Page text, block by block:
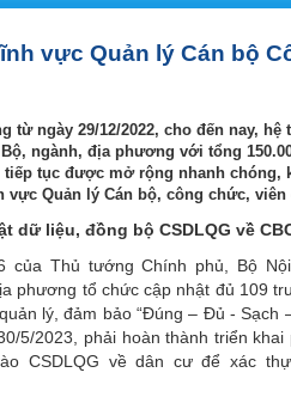
vực Quản lý Cán bộ
ngày 29/12/2022, cho đến nay, hệ
ngành, địa phương với tổng
tiếp tục được mở rộng nhanh
vực Quản lý Cán bộ, công chức,
dữ liệu, đồng bộ CSDLQG về
Thủ tướng Chính phủ, Bộ
phương tổ chức cập nhật đủ 109
lý, đảm bảo “Đúng – Đủ - Sạch
5/2023, phải hoàn thành triển
CSDLQG về dân cư để xác